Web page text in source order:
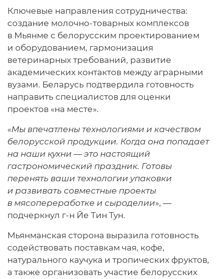
Ключевые направления сотрудничества:
создание молочно-товарных комплексов
в Мьянме с белорусским проектированием
и оборудованием, гармонизация
ветеринарных требований, развитие
академических контактов между аграрными
вузами. Беларусь подтвердила готовность
направить специалистов для оценки
проектов «на месте».
«Мы впечатлены технологиями и качеством
белорусской продукции. Когда она попадает
на наши кухни — это настоящий
гастрономический праздник. Готовы
перенять ваши технологии упаковки
и развивать совместные проекты
в мясопереработке и сыроделии», —
подчеркнул г-н Йе Тин Тун.
Мьянманская сторона выразила готовность
содействовать поставкам чая, кофе,
натурального каучука и тропических фруктов,
а также организовать участие белорусских